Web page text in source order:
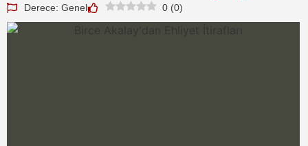
Derece: Genel 0 (0)